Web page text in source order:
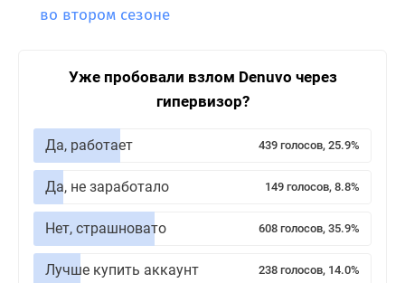
во втором сезоне
Уже пробовали взлом Denuvo через
гипервизор?
Да, работает 439 голосов, 25.9%
Да, не заработало 149 голосов, 8.8%
Нет, страшновато 608 голосов, 35.9%
Лучше купить аккаунт 238 голосов, 14.0%